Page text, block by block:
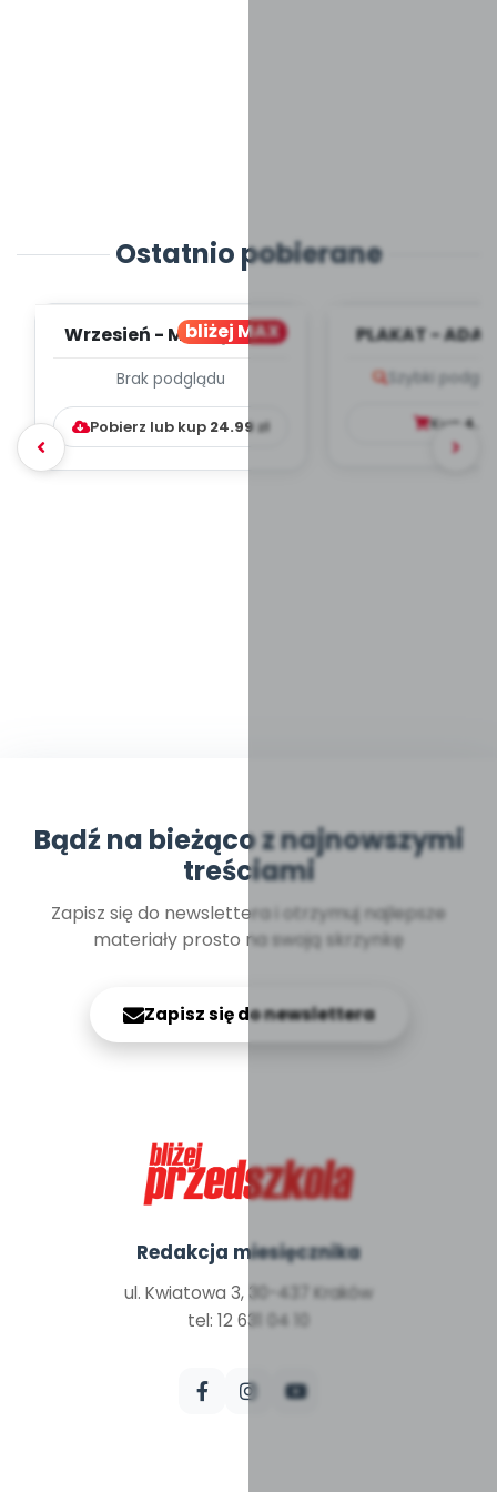
Ostatnio pobierane
bliżej MAX
Wrzesień - MIESIĘCZNY
WYCHOWAWCZO –
DYDAKTYC...
Brak podglądu
Pobierz lub kup 24.99zł
PLAKAT -
Szybki
Kup
Bądź na bieżąco z najnowszymi
treściami
Zapisz się do newslettera i otrzymuj najlepsze
materiały prosto na swoją skrzynkę
Zapisz się do newslettera
Redakcja miesięcznika
ul. Kwiatowa 3, 30-437 Kraków
tel: 12 631 04 10